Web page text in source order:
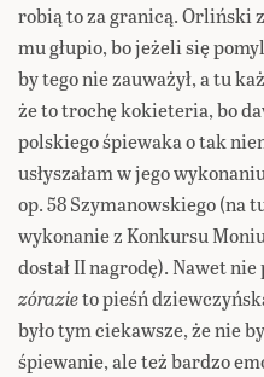
robią to za granicą. Orliński
mu głupio, bo jeżeli się
by tego nie zauważył, a tu
że to trochę kokieteria, bo
polskiego śpiewaka o tak
usłyszałam w jego
op. 58 Szymanowskiego (na
wykonanie z Konkursu
dostał II nagrodę). Nawet nie
zórazieto pieśń
było tym ciekawsze, że nie
śpiewanie, ale też bardzo